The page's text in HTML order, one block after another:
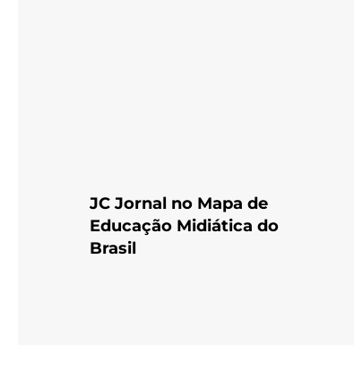
JC Jornal no Mapa de
Educação Midiática do
Brasil